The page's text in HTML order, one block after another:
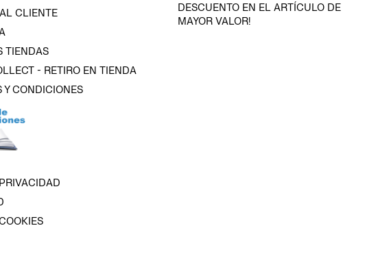
CLIENTE
TIENDAS
- RETIRO EN TIENDA
Y CONDICIONES
DESCUENTO EN EL ARTÍCULO DE
MAYOR VALOR!